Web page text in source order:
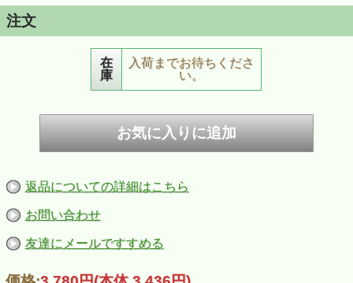
注文
在
庫
入荷までお待ちくださ
い。
返品についての詳細はこちら
お問い合わせ
友達にメールですすめる